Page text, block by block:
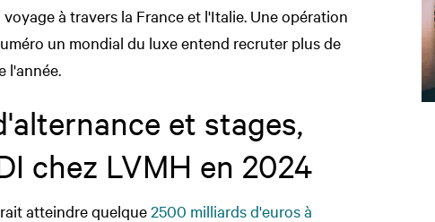
à travers la France et l'Italie. Une opération
un mondial du luxe entend recruter plus de
l'année.
et stages,
chez LVMH en 2024
atteindre quelque2500 milliards d'euros à